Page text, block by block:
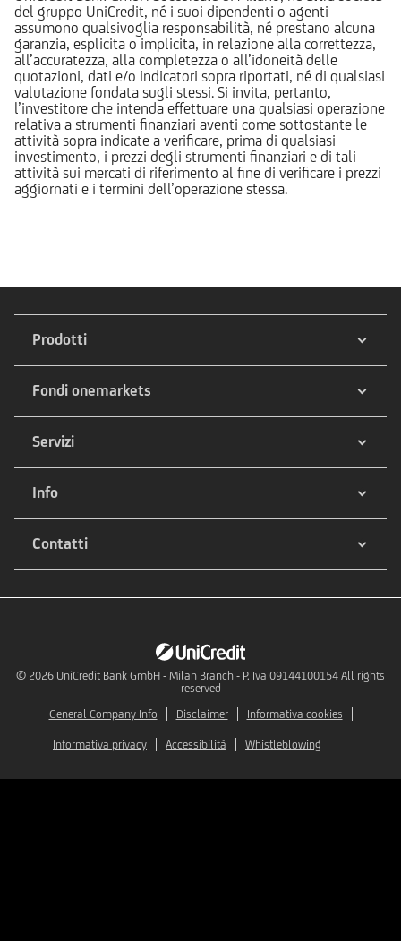
del gruppo UniCredit, né i suoi dipendenti o agenti
assumono qualsivoglia responsabilità, né prestano alcuna
garanzia, esplicita o implicita, in relazione alla correttezza,
all’accuratezza, alla completezza o all’idoneità delle
quotazioni, dati e/o indicatori sopra riportati, né di qualsiasi
valutazione fondata sugli stessi. Si invita, pertanto,
l’investitore che intenda effettuare una qualsiasi operazione
relativa a strumenti finanziari aventi come sottostante le
attività sopra indicate a verificare, prima di qualsiasi
investimento, i prezzi degli strumenti finanziari e di tali
attività sui mercati di riferimento al fine di verificare i prezzi
aggiornati e i termini dell’operazione stessa.
Prodotti
Fondi onemarkets
Servizi
Info
Contatti
© 2026 UniCredit Bank GmbH - Milan Branch - P. Iva 09144100154 All rights
reserved
General Company Info
Disclaimer Informativa cookies
Informativa privacy Accessibilità Whistleblowing